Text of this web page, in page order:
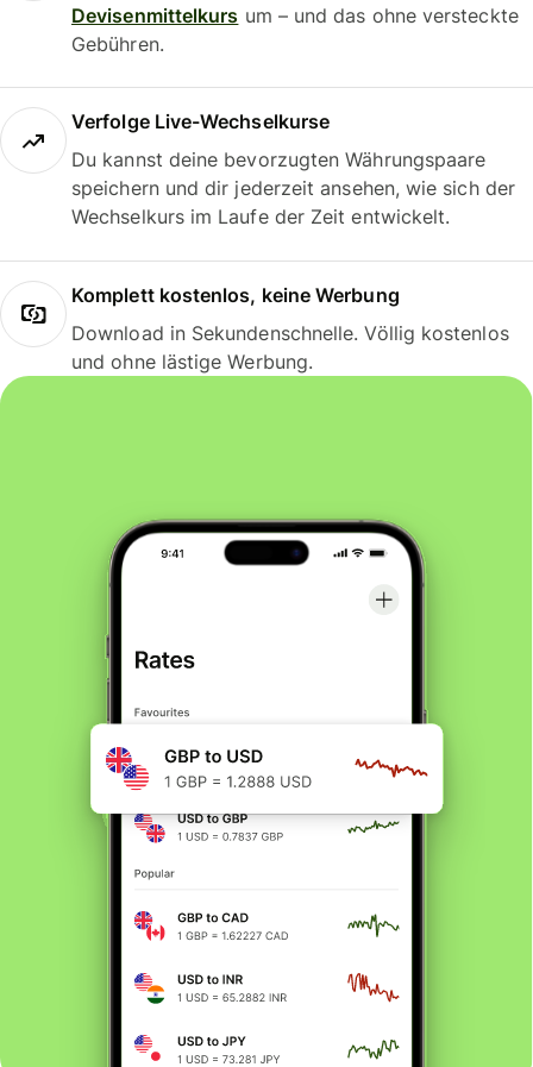
Devisenmittelkurs um – und das ohne versteckte
Gebühren.
Verfolge Live-Wechselkurse
Du kannst deine bevorzugten Währungspaare
speichern und dir jederzeit ansehen, wie sich der
Wechselkurs im Laufe der Zeit entwickelt.
Komplett kostenlos, keine Werbung
Download in Sekundenschnelle. Völlig kostenlos
und ohne lästige Werbung.